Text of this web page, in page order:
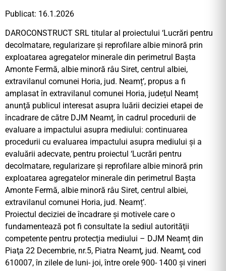
Publicat: 16.1.2026
DAROCONSTRUCT SRL titular al proiectului ‘Lucrări pentru
decolmatare, regularizare și reprofilare albie minoră prin
exploatarea agregatelor minerale din perimetrul Bașta
Amonte Fermă, albie minoră râu Siret, centrul albiei,
extravilanul comunei Horia, jud. Neamț’, propus a fi
amplasat în extravilanul comunei Horia, județul Neamț
anunţă publicul interesat asupra luării deciziei etapei de
încadrare de către DJM Neamț, în cadrul procedurii de
evaluare a impactului asupra mediului: continuarea
procedurii cu evaluarea impactului asupra mediului și a
evaluării adecvate, pentru proiectul ‘Lucrări pentru
decolmatare, regularizare și reprofilare albie minoră prin
exploatarea agregatelor minerale din perimetrul Bașta
Amonte Fermă, albie minoră râu Siret, centrul albiei,
extravilanul comunei Horia, jud. Neamț’.
Proiectul deciziei de încadrare şi motivele care o
fundamentează pot fi consultate la sediul autorităţii
competente pentru protecţia mediului – DJM Neamț din
Piaţa 22 Decembrie, nr.5, Piatra Neamţ, jud. Neamţ, cod
610007, în zilele de luni- joi, între orele 900- 1400 şi vineri